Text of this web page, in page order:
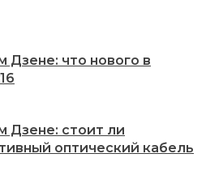
Дзене: что нового в
Дзене: стоит ли
оптический кабель